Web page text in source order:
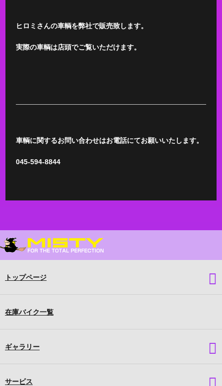
ヒロミさんの車輌を弊社で販売致します。
実際の車輌は店頭でご覧いただけます。
車輌に関するお問い合わせはお電話にてお願いいたします。
045-594-8844
トップページ
在庫バイク一覧
ギャラリー
サービス